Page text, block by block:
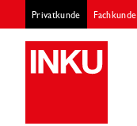
Privatkunde Fachkunde